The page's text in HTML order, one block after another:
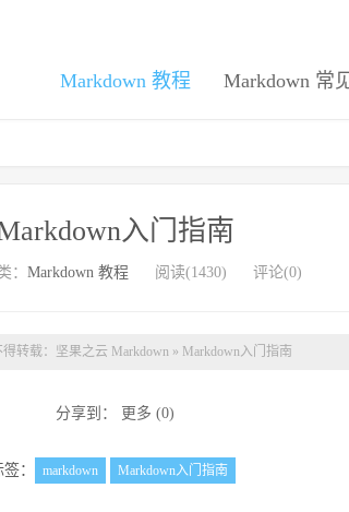
Markdown 教程 Markdown 常
入门指南
： Markdown 教程 阅读(1430) 评论(0)
转载： 坚果之云 Markdown» Markdown入门指南
分享到： 更多 (0)
： markdown Markdown入门指南